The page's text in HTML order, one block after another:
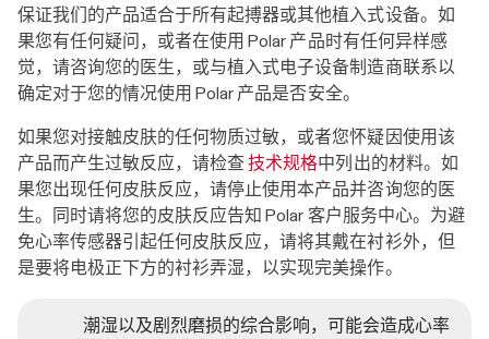
保证我们的产品适合于所有起搏器或其他植入式设备。如
果您有任何疑问，或者在使用 Polar 产品时有任何异样感
觉，请咨询您的医生，或与植入式电子设备制造商联系以
确定对于您的情况使用 Polar 产品是否安全。
如果您对接触皮肤的任何物质过敏，或者您怀疑因使用该
产品而产生过敏反应，请检查技术规格中列出的材料。如
果您出现任何皮肤反应，请停止使用本产品并咨询您的医
生。同时请将您的皮肤反应告知 Polar 客户服务中心。为避
免心率传感器引起任何皮肤反应，请将其戴在衬衫外，但
是要将电极正下方的衬衫弄湿，以实现完美操作。
潮湿以及剧烈磨损的综合影响，可能会造成心率